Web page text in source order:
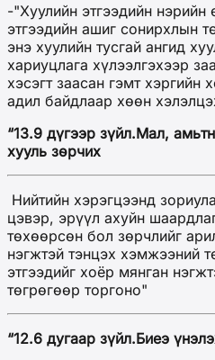
-"Хуулийн этгээдийн нэрийн
этгээдийн ашиг сонирхлын
энэ хуулийн тусгай ангид
хариуцлага хүлээлгэхээр
хэсэгт заасан гэмт хэргийн
адил байдлаар хөөн
“13.9 дүгээр зүйл.Мал,
хууль зөрчих
Нийтийн хэрэгцээнд
цэвэр, эрүүл ахуйн
төхөөрсөн бол зөрчлийг
нэгжтэй тэнцэх хэмжээний
этгээдийг хоёр мянган
төгрөгөөр торгоно"
“12.6 дугаар зүйл.Биеэ